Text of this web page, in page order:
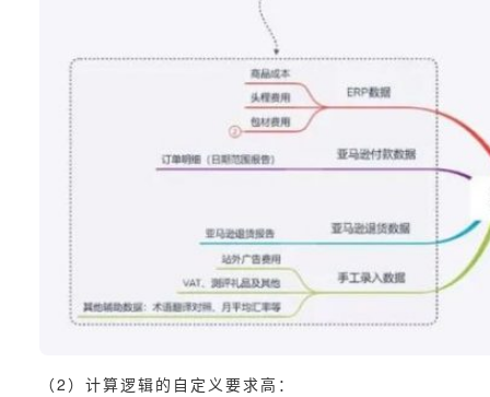
（2）计算逻辑的自定义要求高：